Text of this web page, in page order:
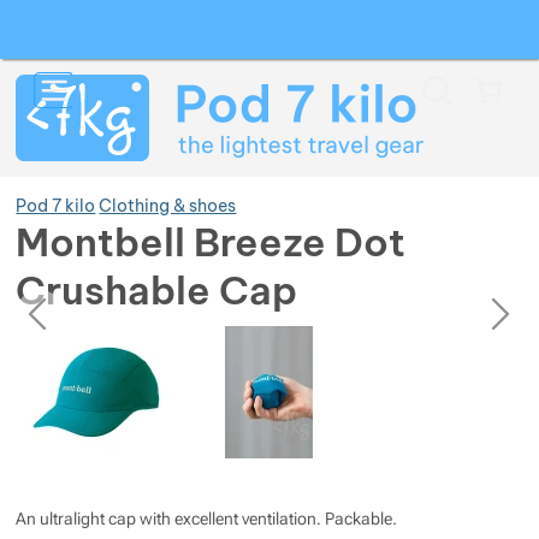
Pod 7 kilo Clothing & shoes
Montbell Breeze Dot
Crushable Cap
Photos
previous next
Photos
An ultralight cap with excellent ventilation. Packable.
Show more
Show more
Show more
Show more
Show more